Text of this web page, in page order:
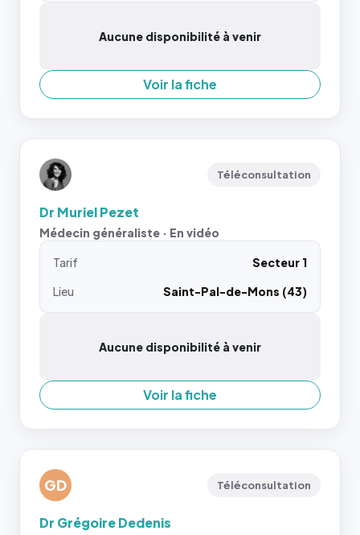
Aucune disponibilité à venir
Voir la fiche
Téléconsultation
Dr Muriel Pezet
Médecin généraliste · En vidéo
Tarif
Secteur 1
Lieu
Saint-Pal-de-Mons (43)
Aucune disponibilité à venir
Voir la fiche
GD Téléconsultation
Dr Grégoire Dedenis